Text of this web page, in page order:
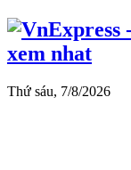
Thứ sáu, 7/8/2026